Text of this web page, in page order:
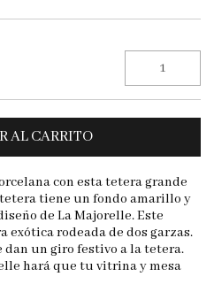
con esta tetera grande
tiene un fondo amarillo y
de La Majorelle. Este
exótica rodeada de dos garzas.
un giro festivo a la tetera.
hará que tu vitrina y mesa